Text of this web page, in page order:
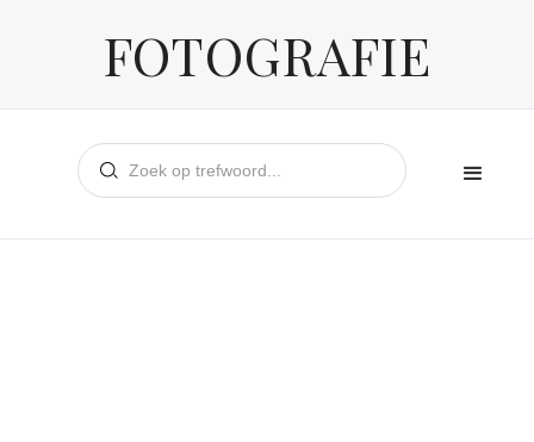
FOTOGRAFIE